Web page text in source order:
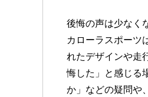
後悔の声は少なく
カローラスポーツ
れたデザインや走
悔した」と感じる
か」などの疑問や